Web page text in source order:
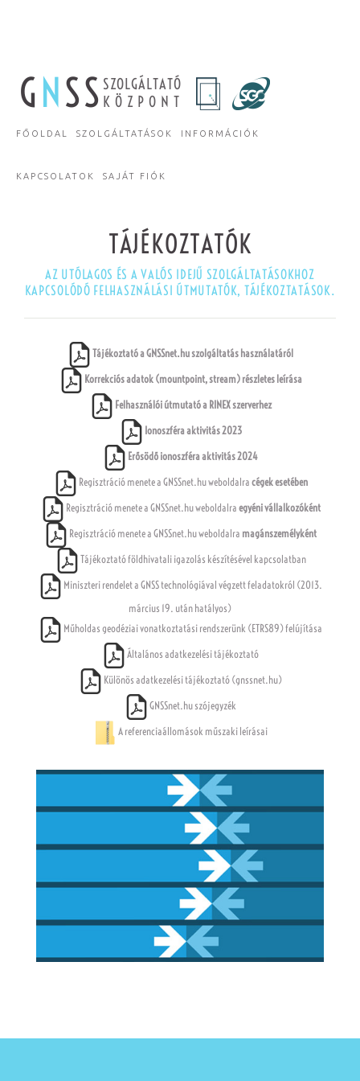
GNSS SZOLGÁLTATÓ
KÖZPONT
FŐOLDAL SZOLGÁLTATÁSOK INFORMÁCIÓK
KAPCSOLATOK SAJÁT FIÓK
TÁJÉKOZTATÓK
AZ UTÓLAGOS ÉS A VALÓS IDEJŰ SZOLGÁLTATÁSOKHOZ
KAPCSOLÓDÓ FELHASZNÁLÁSI ÚTMUTATÓK, TÁJÉKOZTATÁSOK.
Tájékoztató a GNSSnet.hu szolgáltatás használatáról
Korrekciós adatok (mountpoint, stream) részletes leírása
Felhasználói útmutató a RINEX szerverhez
Ionoszféra aktivitás 2023
Erősödő ionoszféra aktivitás 2024
Regisztráció menete a GNSSnet.hu weboldalracégek esetében
Regisztráció menete a GNSSnet.hu weboldalraegyéni vállalkozóként
Regisztráció menete a GNSSnet.hu weboldalra magánszemélyként
Tájékoztató földhivatali igazolás készítésével kapcsolatban
Miniszteri rendelet a GNSS technológiával végzett feladatokról (2013.
március 19. után hatályos)
Műholdas geodéziai vonatkoztatási rendszerünk (ETRS89) felújítása
Általános adatkezelési tájékoztató
Különös adatkezelési tájékoztató (gnssnet.hu)
GNSSnet.hu szójegyzék
A referenciaállomások műszaki leírásai